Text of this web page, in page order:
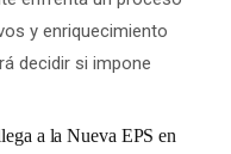
y enriquecimiento
decidir si impone
a la Nueva EPS en